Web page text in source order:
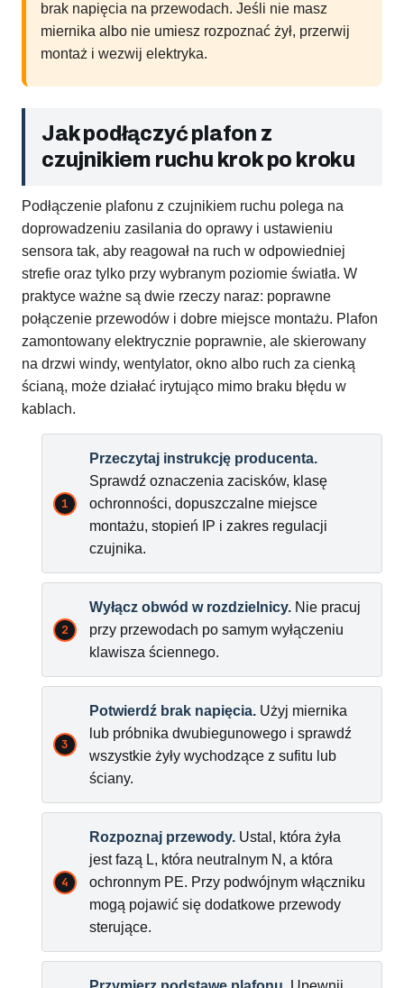
brak napięcia na przewodach. Jeśli nie masz
miernika albo nie umiesz rozpoznać żył, przerwij
montaż i wezwij elektryka.
Jak podłączyć plafon z
czujnikiem ruchu krok po kroku
Podłączenie plafonu z czujnikiem ruchu polega na
doprowadzeniu zasilania do oprawy i ustawieniu
sensora tak, aby reagował na ruch w odpowiedniej
strefie oraz tylko przy wybranym poziomie światła. W
praktyce ważne są dwie rzeczy naraz: poprawne
połączenie przewodów i dobre miejsce montażu. Plafon
zamontowany elektrycznie poprawnie, ale skierowany
na drzwi windy, wentylator, okno albo ruch za cienką
ścianą, może działać irytująco mimo braku błędu w
kablach.
Przeczytaj instrukcję producenta.
Sprawdź oznaczenia zacisków, klasę
ochronności, dopuszczalne miejsce
montażu, stopień IP i zakres regulacji
czujnika.
Wyłącz obwód w rozdzielnicy. Nie pracuj
przy przewodach po samym wyłączeniu
klawisza ściennego.
Potwierdź brak napięcia. Użyj miernika
lub próbnika dwubiegunowego i sprawdź
wszystkie żyły wychodzące z sufitu lub
ściany.
Rozpoznaj przewody. Ustal, która żyła
jest fazą L, która neutralnym N, a która
ochronnym PE. Przy podwójnym włączniku
mogą pojawić się dodatkowe przewody
sterujące.